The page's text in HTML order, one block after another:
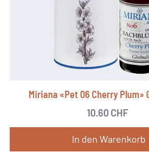
Miriana «Pet 06 Cherry Plum»
10.60 CHF
In den Warenkorb